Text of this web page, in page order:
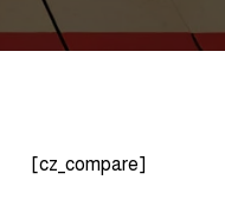
[cz_compare]